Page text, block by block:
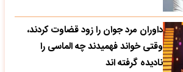
داوران مرد جوان را زود قضاوت کردند،
وقتی خواند فهمیدند چه الماسی را
نادیده گرفته اند